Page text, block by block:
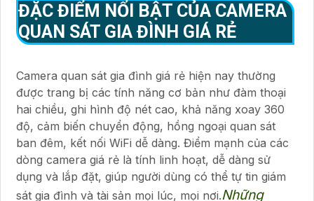
ĐẶC ĐIỂM NỔI BẬT CỦA CAMERA
QUAN SÁT GIA ĐÌNH GIÁ RẺ
Camera quan sát gia đình giá rẻ hiện nay thường
được trang bị các tính năng cơ bản như đàm thoại
hai chiều, ghi hình độ nét cao, khả năng xoay 360
độ, cảm biến chuyển động, hồng ngoại quan sát
ban đêm, kết nối WiFi dễ dàng. Điểm mạnh của các
dòng camera giá rẻ là tính linh hoạt, dễ dàng sử
dụng và lắp đặt, giúp người dùng có thể tự tin giám
sát gia đình và tài sản mọi lúc, mọi nơi.Những